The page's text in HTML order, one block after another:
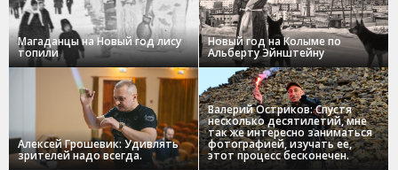
Магаданцы на Новый год лису
топили
Новый год на Колыме по
Альберту Эйнштейну
Алексей Грошевик: Удивлять
зрителей надо всегда.
Валерий Остриков: Спустя
несколько десятилетий, мне
так же интересно заниматься
фотографией, изучать ее,
этот процесс бесконечен.